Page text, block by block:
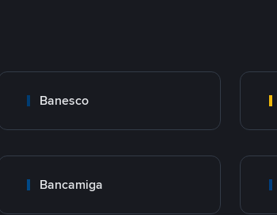
Banesco
Bancamiga